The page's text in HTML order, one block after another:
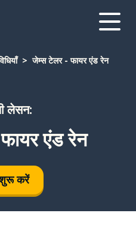
जेम्स टेलर - फायर एंड रेन
लेसन:
एंड रेन
करें